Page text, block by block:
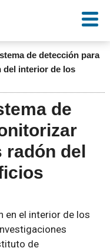
de detección para
del interior de los
de
radón del
en el interior de los
de